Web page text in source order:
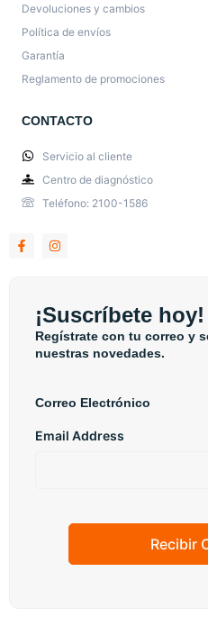
Devoluciones y cambios
Política de envíos
Garantía
Reglamento de promociones
CONTACTO
Servicio al cliente
Centro de diagnóstico
Teléfono: 2100-1586
¡Suscríbete hoy!
Regístrate con tu correo y
nuestras novedades.
Correo Electrónico
Email Address